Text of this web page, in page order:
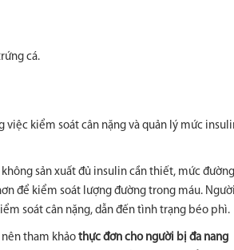
cá.
việc kiểm soát cân nặng và quản lý mức
sản xuất đủ insulin cần thiết, mức đường
để kiểm soát lượng đường trong máu. Người
soát cân nặng, dẫn đến tình trạng béo phì.
tham khảo thực đơn cho người bị đa nang